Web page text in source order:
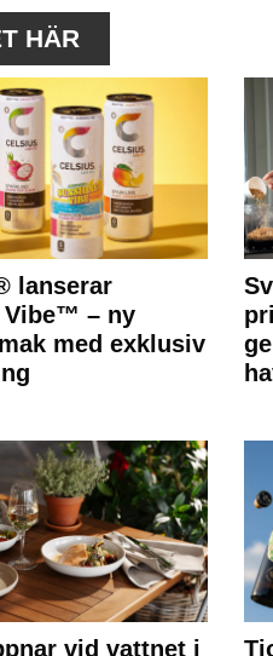
HÄR
lanserar
Vibe™ – ny
med exklusiv
vid vattnet i